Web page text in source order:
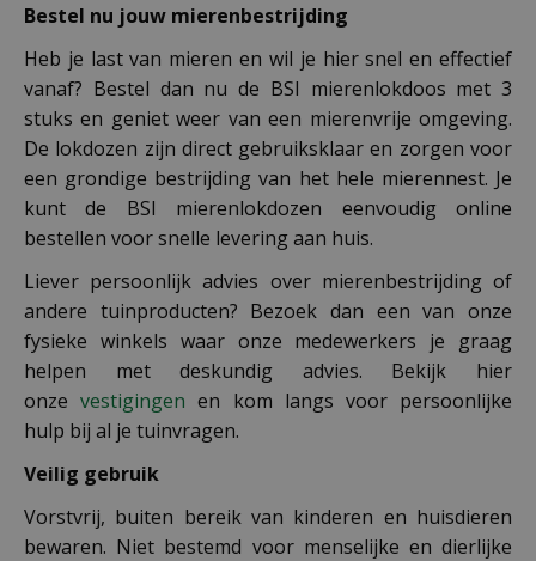
Bestel nu jouw mierenbestrijding
Heb je last van mieren en wil je hier snel en effectief
vanaf? Bestel dan nu de BSI mierenlokdoos met 3
stuks en geniet weer van een mierenvrije omgeving.
De lokdozen zijn direct gebruiksklaar en zorgen voor
een grondige bestrijding van het hele mierennest. Je
kunt de BSI mierenlokdozen eenvoudig online
bestellen voor snelle levering aan huis.
Liever persoonlijk advies over mierenbestrijding of
andere tuinproducten? Bezoek dan een van onze
fysieke winkels waar onze medewerkers je graag
helpen met deskundig advies. Bekijk hier
onzevestigingen en kom langs voor persoonlijke
hulp bij al je tuinvragen.
Veilig gebruik
Vorstvrij, buiten bereik van kinderen en huisdieren
bewaren. Niet bestemd voor menselijke en dierlijke